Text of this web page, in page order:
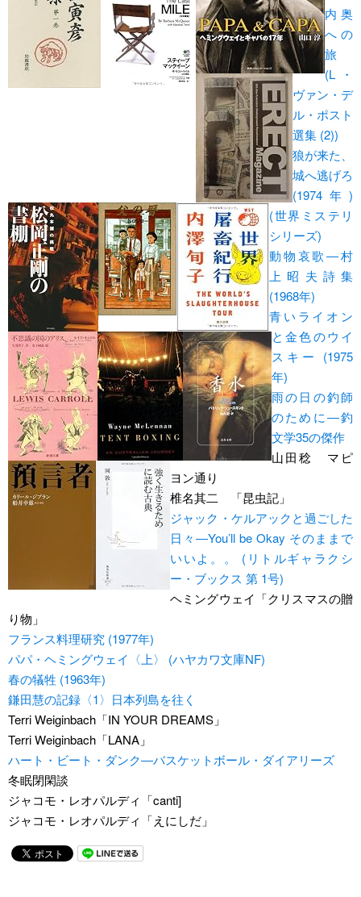
内奥
への
旅
(L・
ヴァン・デ
ル・ポスト
選集 (2))
狼が来た、
城へ逃げろ
(1974年)
(世界ミステリ
シリーズ)
動物哀歌―村
上昭夫詩集
(1968年)
青いライオン
と金色のウイ
スキー (1975
年)
雨の日の釣師
のために―釣
文学35の傑作
山田稔 マピ
ヨン通り
椎名其二 「昆虫記」
ジャック・ケルアックと過ごした
日々―You’ll be Okay そのままで
いいよ。。 (リトルギャラクシ
ー・ブックス 第 1号)
ヘミングウェイ「クリスマスの贈
り物」
フランス料理研究 (1977年)
パパ・ヘミングウェイ〈上〉 (ハヤカワ文庫NF)
春の犠牲 (1963年)
鎌田慧の記録〈1〉日本列島を往く
Terri Weiginbach「IN YOUR DREAMS」
Terri Weiginbach「LANA」
ハート・ビート・ダンク―バスケットボール・ダイアリーズ
冬眠閉閑談
ジャコモ・レオパルディ「canti]
ジャコモ・レオパルディ「えにしだ」